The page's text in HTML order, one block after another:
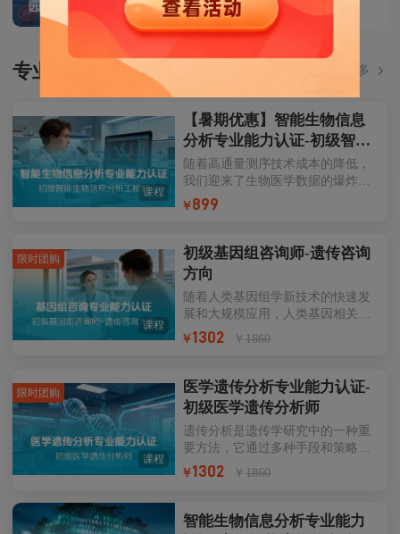
课程 ￥29.9
专业研修 查看更多
课程
【暑期优惠】智能生物信息
分析专业能力认证-初级智能
生物信息分析工程师
随着高通量测序技术成本的降低，
我们迎来了生物医学数据的爆炸性
增长。这一趋势使得传统的生物信
息学方法在处理海量、高维、多模
此同时，人工智能(AI)技术，尤其
是深度学习(Deep Learning)和机器
学习(Machine Learning)，在基因组
学、蛋白质结构预测、药物发现等
领域展现出了巨大的潜力。为了应
对这一挑战，华大教育中心特别推
析人员设计。该项目旨在培养具备
传统生物信息分析技能的同时，能
够灵活运用深度学习和机
￥899
课程
限时团购
初级基因组咨询师-遗传咨询
方向
随着人类基因组学新技术的快速发
展和大规模应用，人类基因相关疾
病的预警、筛查及早诊断的可能性
不断提高并逐渐成为现实。面对基
亟需提供和储备大量遗传咨询专业
技术人才，对新理念、新技术在疾
病诊断和临床治疗的应用给予专业
化的协同或指导。
￥1302 ￥ 1860
课程
限时团购
医学遗传分析专业能力认证-
初级医学遗传分析师
遗传分析是遗传学研究中的一种重
要方法，它通过多种手段和策略来
研究生物体的遗传特征、基因的传
递规律以及基因与性状之间的关
病诊断，疾病治疗和药物研发的关
￥1302 ￥ 1860
智能生物信息分析专业能力